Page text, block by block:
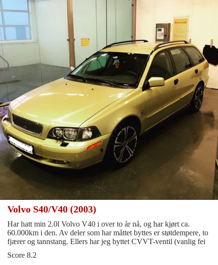
Volvo S40/V40 (2003)
Har hatt min 2.0l Volvo V40 i over to år nå, og har kjørt ca.
60.000km i den. Av deler som har måttet byttes er støtdempere, to
fjærer og tannstang. Ellers har jeg byttet CVVT-ventil (vanlig fei
Score 8.2